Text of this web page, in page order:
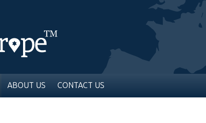
ABOUT US
CONTACT US